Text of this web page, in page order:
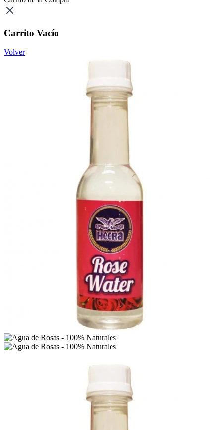
Carrito Vacío
Volver